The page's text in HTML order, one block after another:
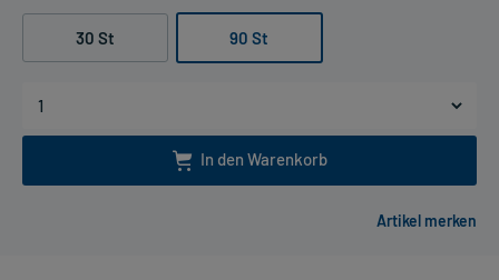
30 St 90 St
In den Warenkorb